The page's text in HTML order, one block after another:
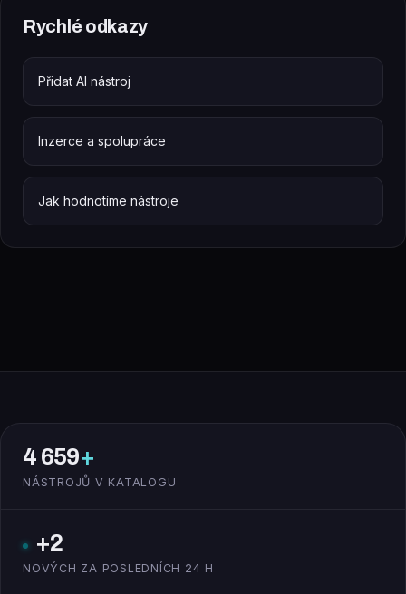
Rychlé odkazy
Přidat AI nástroj
Inzerce a spolupráce
Jak hodnotíme nástroje
4 659+
NÁSTROJŮ V KATALOGU
+2
NOVÝCH ZA POSLEDNÍCH 24 H